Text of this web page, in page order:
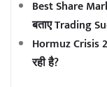
Best Share
बताए Trading
Hormuz Crisis
रही है?